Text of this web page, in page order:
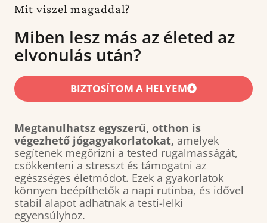
Mit viszel magaddal?
Miben lesz más az életed az
elvonulás után?
BIZTOSÍTOM A HELYEM
Megtanulhatsz egyszerű, otthon is
végezhető jógagyakorlatokat, amelyek
segítenek megőrizni a tested rugalmasságát,
csökkenteni a stresszt és támogatni az
egészséges életmódot. Ezek a gyakorlatok
könnyen beépíthetők a napi rutinba, és idővel
stabil alapot adhatnak a testi-lelki
egyensúlyhoz.